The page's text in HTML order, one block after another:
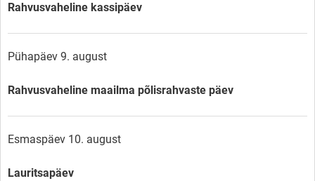
Rahvusvaheline kassipäev
Pühapäev 9. august
Rahvusvaheline maailma põlisrahvaste päev
Esmaspäev 10. august
Lauritsapäev